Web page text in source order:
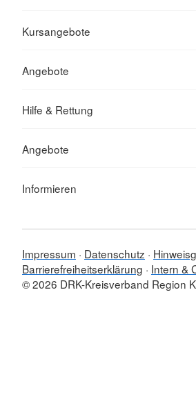
Kursangebote
Angebote
Hilfe & Rettung
Angebote
Informieren
Impressum Datenschutz
Barrierefreiheitserklärung
Intern &
© 2026 DRK-Kreisverband Region